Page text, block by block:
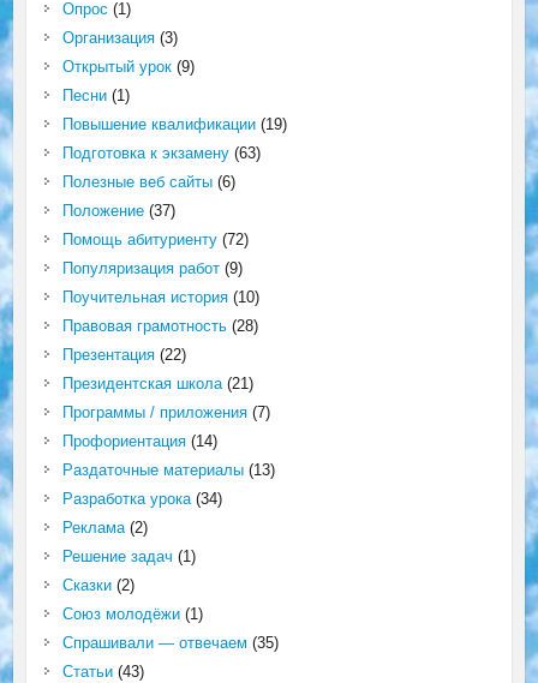
Опрос (1)
Организация(3)
Открытый урок(9)
Песни(1)
Повышение квалификации(19)
Подготовка к экзамену(63)
Полезные веб сайты(6)
Положение(37)
Помощь абитуриенту(72)
Популяризация работ(9)
Поучительная история(10)
Правовая грамотность(28)
Презентация(22)
Президентская школа(21)
Программы / приложения(7)
Профориентация(14)
Раздаточные материалы(13)
Разработка урока(34)
Реклама(2)
Решение задач (1)
Сказки(2)
Союз молодёжи(1)
Спрашивали — отвечаем (35)
Статьи(43)